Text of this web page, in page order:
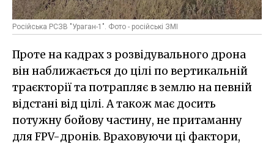
Російська РСЗВ "Ураган-1". Фото - російські ЗМІ
Проте на кадрах з розвідувального дрона
він наближається до цілі по вертикальній
траєкторії та потрапляє в землю на певній
відстані від цілі. А також має досить
потужну бойову частину, не притаманну
для FPV-дронів. Враховуючи ці фактори,